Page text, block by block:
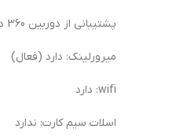
پشتیبانی از دوربین 360 درجه: بله
میرورلینک: دارد (فعال)
wifi: دارد
اسلات سیم کارت: ندارد